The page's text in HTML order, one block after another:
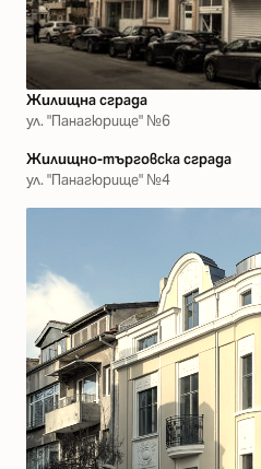
Жилищна сграда
ул. "Панагюрище" №6
Жилищно-търговска сграда
ул. "Панагюрище" №4